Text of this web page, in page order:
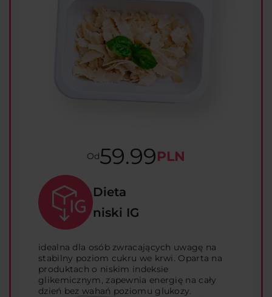
Od59.99PLN
Dieta
niski IG
idealna dla osób zwracających uwagę na
stabilny poziom cukru we krwi. Oparta na
produktach o niskim indeksie
glikemicznym, zapewnia energię na cały
dzień bez wahań poziomu glukozy.